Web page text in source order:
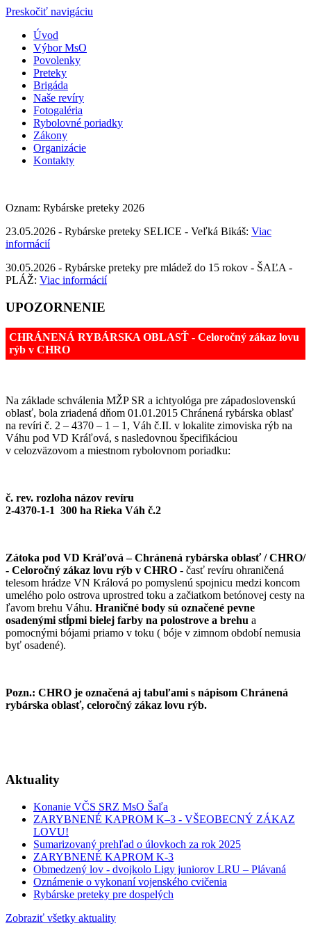
Preskočiť navigáciu
Úvod
Výbor MsO
Povolenky
Preteky
Brigáda
Naše revíry
Fotogaléria
Rybolovné poriadky
Zákony
Organizácie
Kontakty
Oznam: Rybárske preteky 2026
23.05.2026 - Rybárske preteky SELICE - Veľká Bikáš: Viac
informácií
30.05.2026 - Rybárske preteky pre mládež do 15 rokov - ŠAĽA -
PLÁŽ: Viac informácií
UPOZORNENIE
CHRÁNENÁ RYBÁRSKA OBLASŤ - Celoročný zákaz lovu
rýb v CHRO
Na základe schválenia MŽP SR a ichtyológa pre západoslovenskú
oblasť, bola zriadená dňom 01.01.2015 Chránená rybárska oblasť
na revíri č. 2 – 4370 – 1 – 1, Váh č.II. v lokalite zimoviska rýb na
Váhu pod VD Kráľová, s nasledovnou špecifikáciou
v celozväzovom a miestnom rybolovnom poriadku:
č. rev. rozloha názov revíru
2-4370-1-1 300 ha Rieka Váh č.2
Zátoka pod VD Kráľová – Chránená rybárska oblasť / CHRO/
- Celoročný zákaz lovu rýb v CHRO - časť revíru ohraničená
telesom hrádze VN Králová po pomyslenú spojnicu medzi koncom
umelého polo ostrova uprostred toku a začiatkom betónovej cesty na
ľavom brehu Váhu. Hraničné body sú označené pevne
osadenými stĺpmi bielej farby na polostrove a brehu a
pomocnými bójami priamo v toku ( bóje v zimnom období nemusia
byť osadené).
Pozn.: CHRO je označená aj tabuľami s nápisom Chránená
rybárska oblasť, celoročný zákaz lovu rýb.
Aktuality
Konanie VČS SRZ MsO Šaľa
ZARYBNENÉ KAPROM K–3 - VŠEOBECNÝ ZÁKAZ
LOVU!
Sumarizovaný prehľad o úlovkoch za rok 2025
ZARYBNENÉ KAPROM K-3
Obmedzený lov - dvojkolo Ligy juniorov LRU – Plávaná
Oznámenie o vykonaní vojenského cvičenia
Rybárske preteky pre dospelých
Zobraziť všetky aktuality